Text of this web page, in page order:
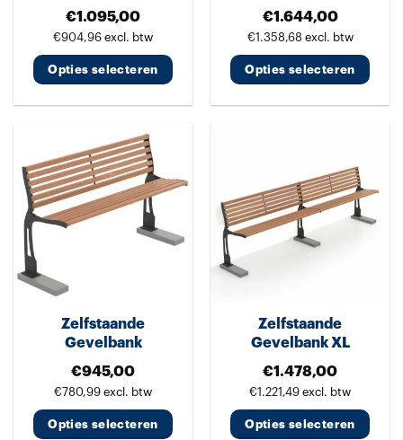
productpagina
productpagina
€1.095,00
€904,96 excl. btw
Opties selecteren
heeft
meerdere
variaties.
Deze
optie
op
de
productpagina
€1.644,00
€1.358,68 excl. btw
Opties selecteren
meerdere
variaties.
Deze
optie
op
de
productpagina
Zelfstaande
Gevelbank
€945,00
€780,99 excl. btw
Opties selecteren
Zelfstaande
Gevelbank XL
€1.478,00
€1.221,49 excl. btw
Opties selecteren